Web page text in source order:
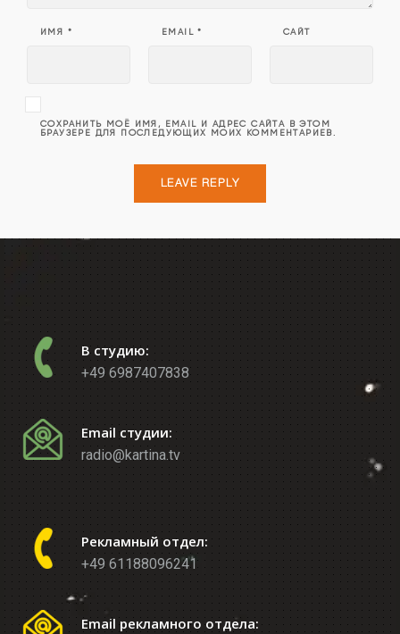
ИМЯ * EMAIL* САЙТ
СОХРАНИТЬ МОЁ ИМЯ, EMAIL И АДРЕС САЙТА В ЭТОМ
БРАУЗЕРЕ ДЛЯ ПОСЛЕДУЮЩИХ МОИХ КОММЕНТАРИЕВ.
В студию:
+49 6987407838
Email студии:
radio@kartina.tv
Рекламный отдел:
+49 61188096241
Email рекламного отдела: